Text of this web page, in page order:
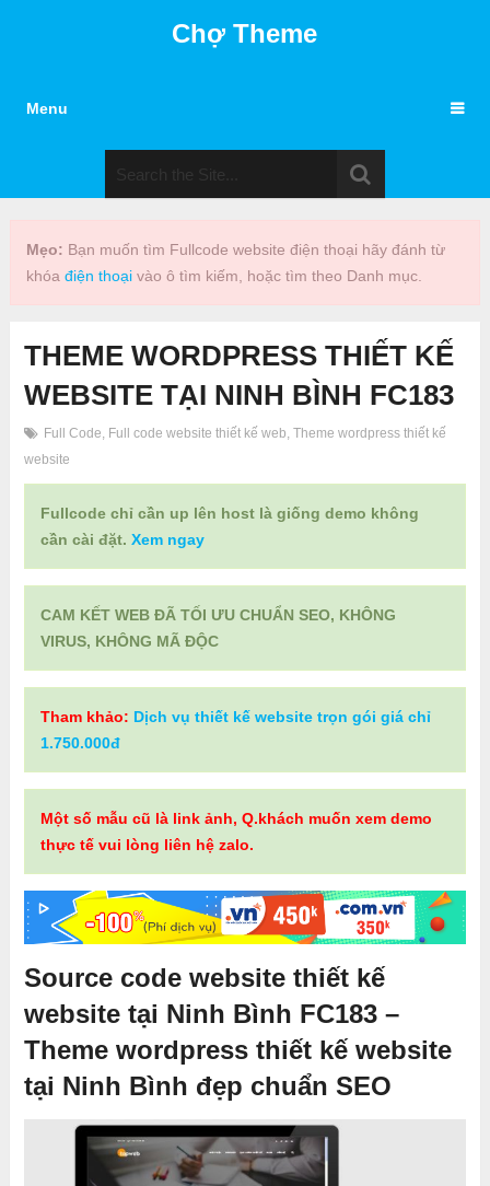
Chợ Theme
Menu
Mẹo: Bạn muốn tìm Fullcode website điện thoại hãy đánh từ
khóa điện thoạivào ô tìm kiếm, hoặc tìm theo Danh mục.
THEME WORDPRESS THIẾT KẾ
WEBSITE TẠI NINH BÌNH FC183
Full Code, Full code website thiết kế web, Theme wordpress thiết kế
website
Fullcode chỉ cần up lên host là giống demo không
cần cài đặt. Xem ngay
CAM KẾT WEB ĐÃ TỐI ƯU CHUẨN SEO, KHÔNG
VIRUS, KHÔNG MÃ ĐỘC
Tham khảo: Dịch vụ thiết kế website trọn gói giá chỉ
1.750.000đ
Một số mẫu cũ là link ảnh, Q.khách muốn xem demo
thực tế vui lòng liên hệ zalo.
Source code website thiết kế
website tại Ninh Bình FC183 –
Theme wordpress thiết kế website
tại Ninh Bình đẹp chuẩn SEO